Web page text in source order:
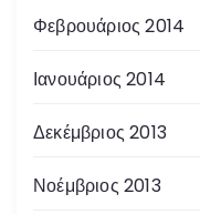
Φεβρουάριος 2014
Ιανουάριος 2014
Δεκέμβριος 2013
Νοέμβριος 2013